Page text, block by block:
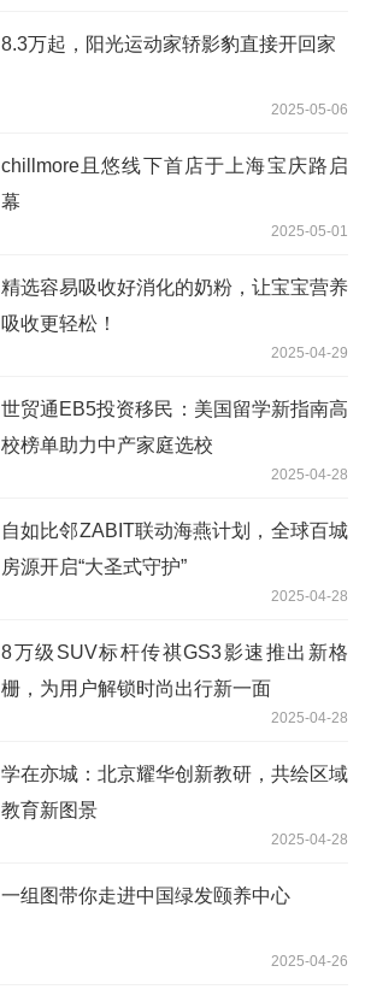
8.3万起，阳光运动家轿影豹直接开回家
2025-05-06
chillmore且悠线下首店于上海宝庆路启
幕
2025-05-01
精选容易吸收好消化的奶粉，让宝宝营养
吸收更轻松！
2025-04-29
世贸通EB5投资移民：美国留学新指南高
校榜单助力中产家庭选校
2025-04-28
自如比邻ZABIT联动海燕计划，全球百城
房源开启“大圣式守护”
2025-04-28
8万级SUV标杆传祺GS3影速推出新格
栅，为用户解锁时尚出行新一面
2025-04-28
学在亦城：北京耀华创新教研，共绘区域
教育新图景
2025-04-28
一组图带你走进中国绿发颐养中心
2025-04-26